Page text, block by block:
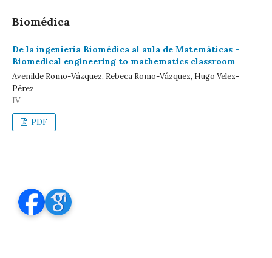
Biomédica
De la ingeniería Biomédica al aula de Matemáticas -
Biomedical engineering to mathematics classroom
Avenilde Romo-Vázquez, Rebeca Romo-Vázquez, Hugo Velez-
Pérez
IV
PDF